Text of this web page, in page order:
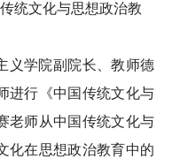
统文化与思想政治教
义学院副院长、教师德
进行《中国传统文化与
老师从中国传统文化与
化在思想政治教育中的